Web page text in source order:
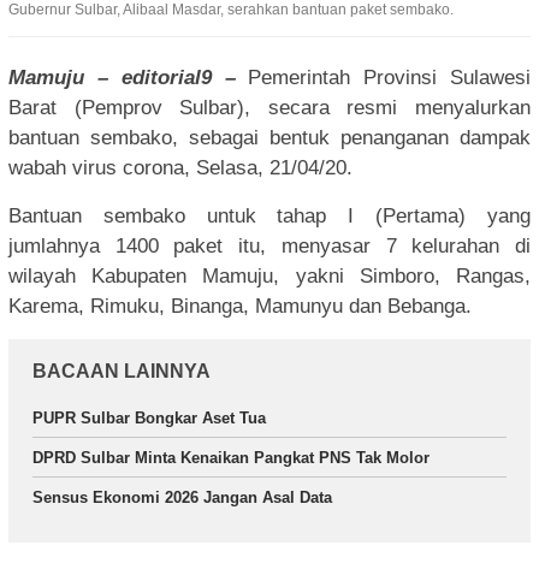
Gubernur Sulbar, Alibaal Masdar, serahkan bantuan paket sembako.
Mamuju – editorial9 –
Pemerintah Provinsi Sulawesi
Barat (Pemprov Sulbar), secara resmi menyalurkan
bantuan sembako, sebagai bentuk penanganan dampak
wabah virus corona, Selasa, 21/04/20.
Bantuan sembako untuk tahap I (Pertama) yang
jumlahnya 1400 paket itu, menyasar 7 kelurahan di
wilayah Kabupaten Mamuju, yakni Simboro, Rangas,
Karema, Rimuku, Binanga, Mamunyu dan Bebanga.
BACAAN LAINNYA
PUPR Sulbar Bongkar Aset Tua
DPRD Sulbar Minta Kenaikan Pangkat PNS Tak Molor
Sensus Ekonomi 2026 Jangan Asal Data